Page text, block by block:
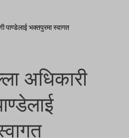
पाण्डेलाई भक्तपुरमा स्वागत
अधिकारी